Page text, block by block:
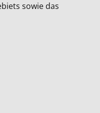
sowie das